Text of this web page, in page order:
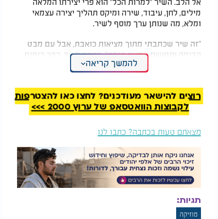
מילים, לחן, עיבוד, שירה ומיקס תהליך יצירה עצמאי
ומלא, מה שנותן ערך מוסף לשיר.
"זה שיר שכתבתי מתוך מציאות כואבת, אבל עם מבט
קדימה ותחושת אמונה חזקה", מספר ליעד. כבר בימים
אלו הוא עובד על פרויקטים נוספים ומבטיח לא מעט
הפתעות בהמשך.
להמשך קריאה
רוצים להישאר מעודכנים? לחצו כאן להצטרפות
לקבוצות הוואטסאפ של ערוץ 2000 >>>
מצאתם טעות בכתבה? כתבו לנו
תגיות:
מוזיקה